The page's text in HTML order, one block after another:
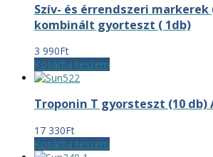
Szív- és érrendszeri markerek
kombinált gyorteszt ( 1db)
3 990Ft
Kosárba teszem
Troponin T gyorsteszt (10 db)
17 330Ft
Kosárba teszem